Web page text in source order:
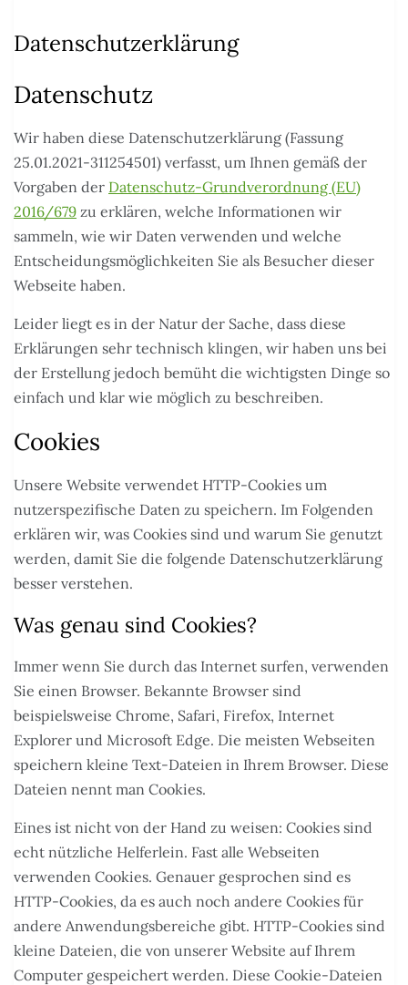
Datenschutzerklärung
Datenschutz
Wir haben diese Datenschutzerklärung (Fassung
25.01.2021-311254501) verfasst, um Ihnen gemäß der
Vorgaben der Datenschutz-Grundverordnung (EU)
2016/679 zu erklären, welche Informationen wir
sammeln, wie wir Daten verwenden und welche
Entscheidungsmöglichkeiten Sie als Besucher dieser
Webseite haben.
Leider liegt es in der Natur der Sache, dass diese
Erklärungen sehr technisch klingen, wir haben uns bei
der Erstellung jedoch bemüht die wichtigsten Dinge so
einfach und klar wie möglich zu beschreiben.
Cookies
Unsere Website verwendet HTTP-Cookies um
nutzerspezifische Daten zu speichern. Im Folgenden
erklären wir, was Cookies sind und warum Sie genutzt
werden, damit Sie die folgende Datenschutzerklärung
besser verstehen.
Was genau sind Cookies?
Immer wenn Sie durch das Internet surfen, verwenden
Sie einen Browser. Bekannte Browser sind
beispielsweise Chrome, Safari, Firefox, Internet
Explorer und Microsoft Edge. Die meisten Webseiten
speichern kleine Text-Dateien in Ihrem Browser. Diese
Dateien nennt man Cookies.
Eines ist nicht von der Hand zu weisen: Cookies sind
echt nützliche Helferlein. Fast alle Webseiten
verwenden Cookies. Genauer gesprochen sind es
HTTP-Cookies, da es auch noch andere Cookies für
andere Anwendungsbereiche gibt. HTTP-Cookies sind
kleine Dateien, die von unserer Website auf Ihrem
Computer gespeichert werden. Diese Cookie-Dateien